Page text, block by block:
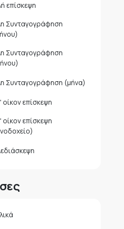
επίσκεψη
Συνταγογράφηση
Συνταγογράφηση
Συνταγογράφηση (μήνα)
οίκον επίσκεψη
οίκον επίσκεψη